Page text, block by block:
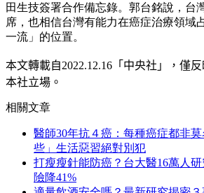
田生技簽署合作備忘錄。郭台銘說，台
席，也相信台灣有能力在癌症治療領域
一流」的位置。
本文轉載自2022.12.16 「中央社」
，僅
本社立場。
相關文章
醫師30年抗４癌：每種癌症都非
些」生活惡習絕對別犯
打瘦瘦針能防癌？台大醫16萬人
險降41%